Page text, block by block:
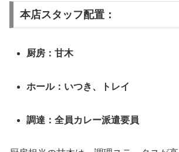
本店スタッフ配置：
厨房：甘木
ホール：いつき、トレイ
調達：全員カレー派遣要員